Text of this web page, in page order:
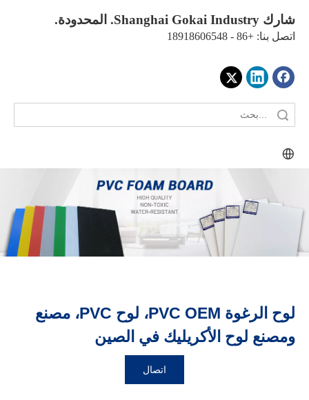
شارك Shanghai Gokai Industry. المحدودة.
اتصل بنا: +86 - 18918606548
لوح الرغوة PVC OEM، لوح PVC، مصنع
ومصنع لوح الأكريليك في الصين
اتصال